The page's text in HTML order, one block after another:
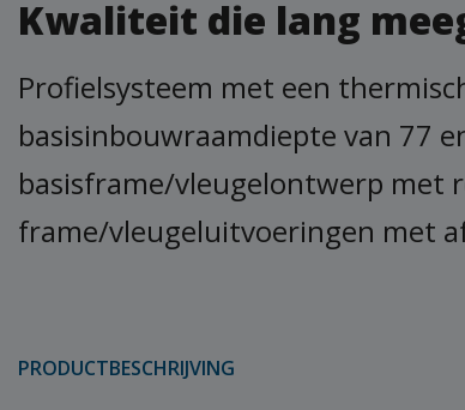
Kwaliteit die lang
Profielsysteem met een
basisinbouwraamdiepte van 77
basisframe/vleugelontwerp met
frame/vleugeluitvoeringen met
PRODUCTBESCHRIJVING